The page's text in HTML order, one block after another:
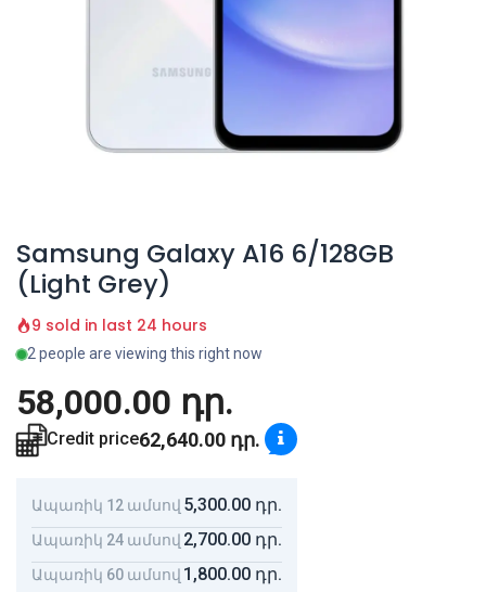
Samsung Galaxy A16 6/128GB
(Light Grey)
9 sold in last 24 hours
2 people are viewing this right now
58,000.00 դր.
Credit price62,640.00 դր.
Ապառիկ 12 ամսով 5,300.00 դր.
Ապառիկ 24 ամսով 2,700.00 դր.
Ապառիկ 60 ամսով 1,800.00 դր.